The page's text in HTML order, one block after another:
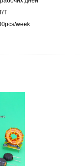
T
week